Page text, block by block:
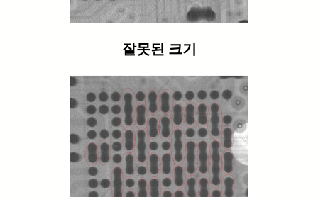
잘못된 크기